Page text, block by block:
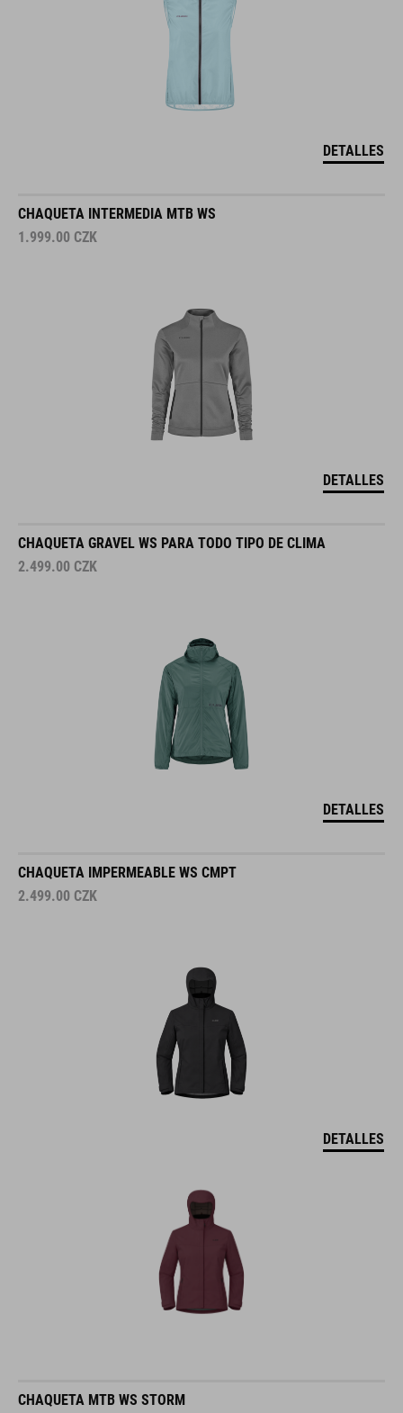
DETALLES
CHAQUETA INTERMEDIA MTB WS
1.999.00 CZK
DETALLES
CHAQUETA GRAVEL WS PARA TODO TIPO DE CLIMA
2.499.00 CZK
DETALLES
CHAQUETA IMPERMEABLE WS CMPT
2.499.00 CZK
DETALLES
CHAQUETA MTB WS STORM